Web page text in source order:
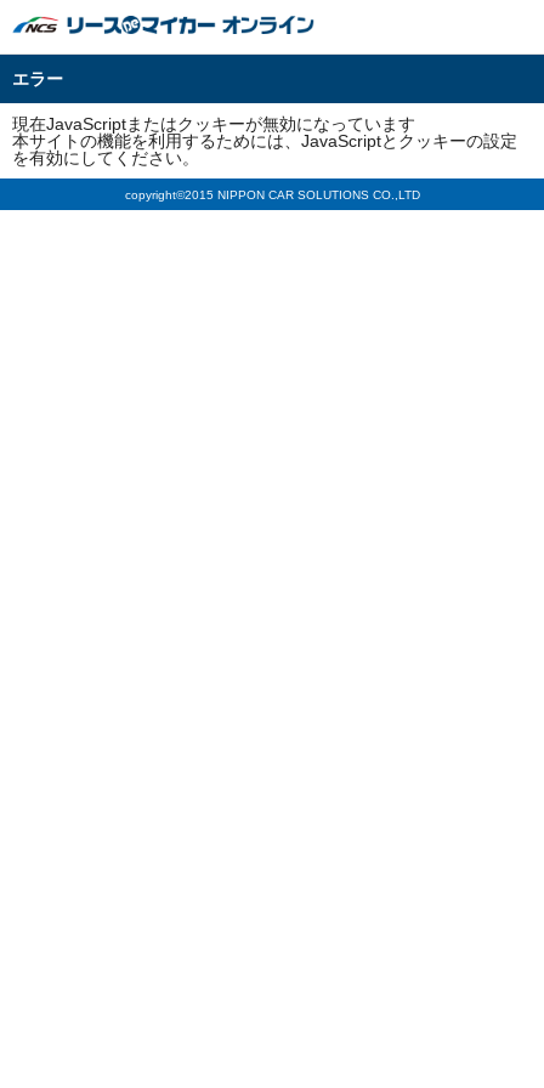
エラー
現在JavaScriptまたはクッキーが無効になっています
本サイトの機能を利用するためには、JavaScriptとクッキーの設定
を有効にしてください。
copyright©2015 NIPPON CAR SOLUTIONS CO.,LTD